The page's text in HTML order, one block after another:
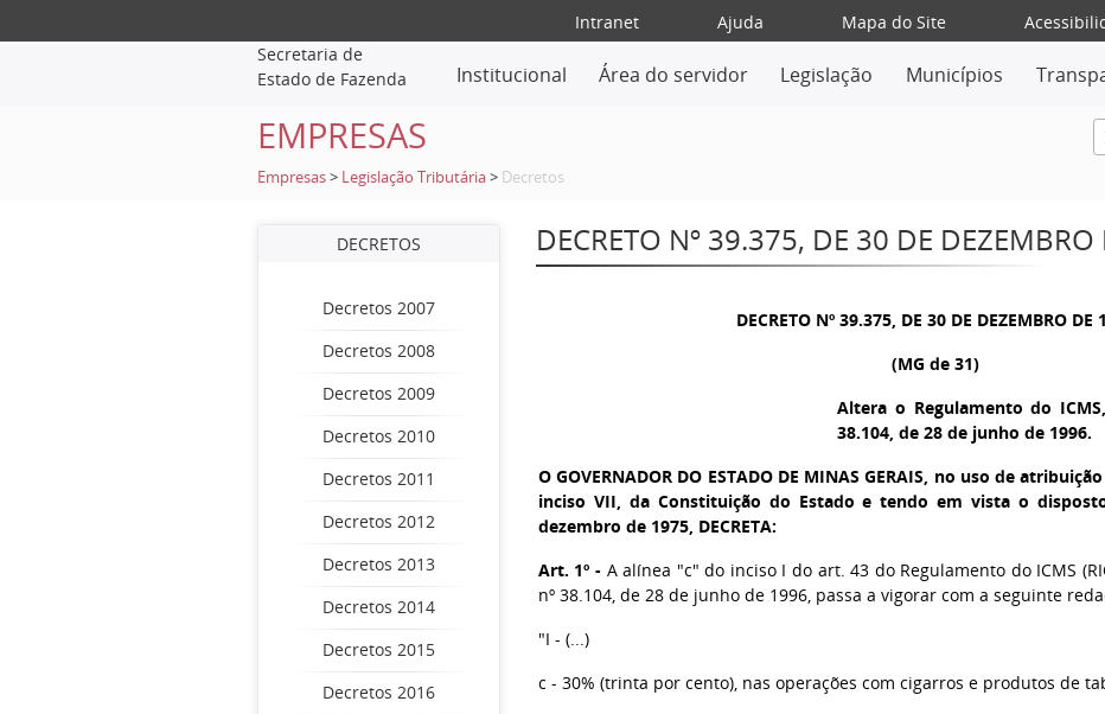
Intranet Ajuda Mapa do Site
Secretaria de
Estado de Fazenda
Institucional Área do servidor Legislação Municípios
EMPRESAS
Empresas > Legislação Tributária > Decretos
DECRETOS
Decretos 2007
Decretos 2008
Decretos 2009
Decretos 2010
Decretos 2011
Decretos 2012
Decretos 2013
Decretos 2014
Decretos 2015
Decretos 2016
DECRETO Nº 39.375, DE 30 DE
DECRETO Nº 39.375, DE 30 DE DEZEMBRO DE
(MG de 31)
Altera o Regulamento do
38.104, de 28 de junho de 1996.
O GOVERNADOR DO ESTADO DE MINAS GERAIS, no uso de
inciso VII, da Constituição do Estado e tendo em vista o
dezembro de 1975, DECRETA:
Art. 1º -A alínea "c" do inciso I do art. 43 do Regulamento do ICMS
nº 38.104, de 28 de junho de 1996, passa a vigorar com a seguinte
"I - (...)
c - 30% (trinta por cento), nas operações com cigarros e produtos de